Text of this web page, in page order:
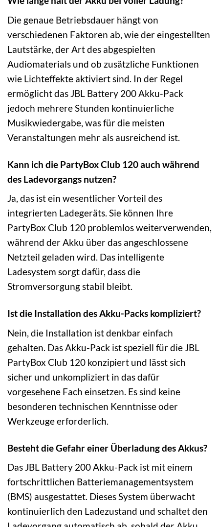
Die genaue Betriebsdauer hängt von
verschiedenen Faktoren ab, wie der eingestellten
Lautstärke, der Art des abgespielten
Audiomaterials und ob zusätzliche Funktionen
wie Lichteffekte aktiviert sind. In der Regel
ermöglicht das JBL Battery 200 Akku-Pack
jedoch mehrere Stunden kontinuierliche
Musikwiedergabe, was für die meisten
Veranstaltungen mehr als ausreichend ist.
Kann ich die PartyBox Club 120 auch während
des Ladevorgangs nutzen?
Ja, das ist ein wesentlicher Vorteil des
integrierten Ladegeräts. Sie können Ihre
PartyBox Club 120 problemlos weiterverwenden,
während der Akku über das angeschlossene
Netzteil geladen wird. Das intelligente
Ladesystem sorgt dafür, dass die
Stromversorgung stabil bleibt.
Ist die Installation des Akku-Packs kompliziert?
Nein, die Installation ist denkbar einfach
gehalten. Das Akku-Pack ist speziell für die JBL
PartyBox Club 120 konzipiert und lässt sich
sicher und unkompliziert in das dafür
vorgesehene Fach einsetzen. Es sind keine
besonderen technischen Kenntnisse oder
Werkzeuge erforderlich.
Besteht die Gefahr einer Überladung des Akkus?
Das JBL Battery 200 Akku-Pack ist mit einem
fortschrittlichen Batteriemanagementsystem
(BMS) ausgestattet. Dieses System überwacht
kontinuierlich den Ladezustand und schaltet den